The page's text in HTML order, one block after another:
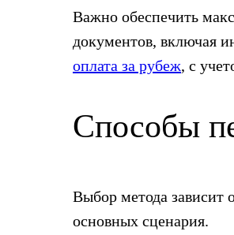
Важно обеспечить
документов, включая
оплата за рубеж, с
Способы
Выбор метода зависит
основных сценария.